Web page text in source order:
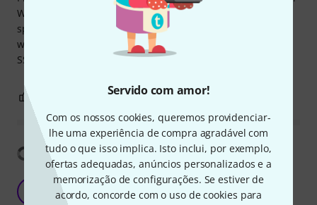
Servido com amor!
Com os nossos cookies, queremos providenciar-
lhe uma experiência de compra agradável com
tudo o que isso implica. Isto inclui, por exemplo,
ofertas adequadas, anúncios personalizados e a
memorização de configurações. Se estiver de
acordo, concorde com o uso de cookies para
With plugins it's hard to give each instrument it's own
space. With the 611 it's easy! And much faster. Together
with my SSL Bus compressor and Fusion, I have that great
SSL sound on my mixes.
REPORTAR A CRÍTICA
Mostrar tradução
they cut a few corners
Jean-Claude Van Damme 18.12.2024